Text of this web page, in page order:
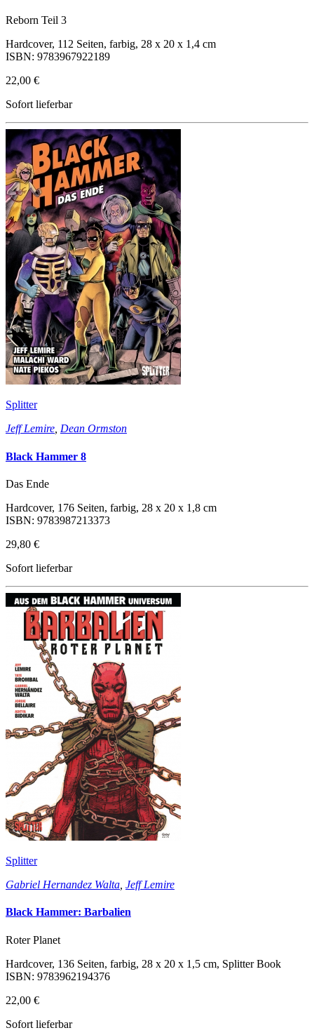
Reborn Teil 3
Hardcover, 112 Seiten, farbig, 28 x 20 x 1,4 cm
ISBN: 9783967922189
22,00 €
Sofort lieferbar
Splitter
Jeff Lemire, Dean Ormston
Black Hammer 8
Das Ende
Hardcover, 176 Seiten, farbig, 28 x 20 x 1,8 cm
ISBN: 9783987213373
29,80 €
Sofort lieferbar
Splitter
Gabriel Hernandez Walta Jeff Lemire
Black Hammer: Barbalien
Roter Planet
Hardcover, 136 Seiten, farbig, 28 x 20 x 1,5 cm, Splitter Book
ISBN: 9783962194376
22,00 €
Sofort lieferbar